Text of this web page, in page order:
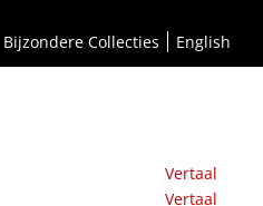
Bijzondere Collecties English
Vertaal
Vertaal